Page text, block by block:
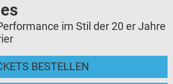
im Stil der 20 er Jahre
BESTELLEN